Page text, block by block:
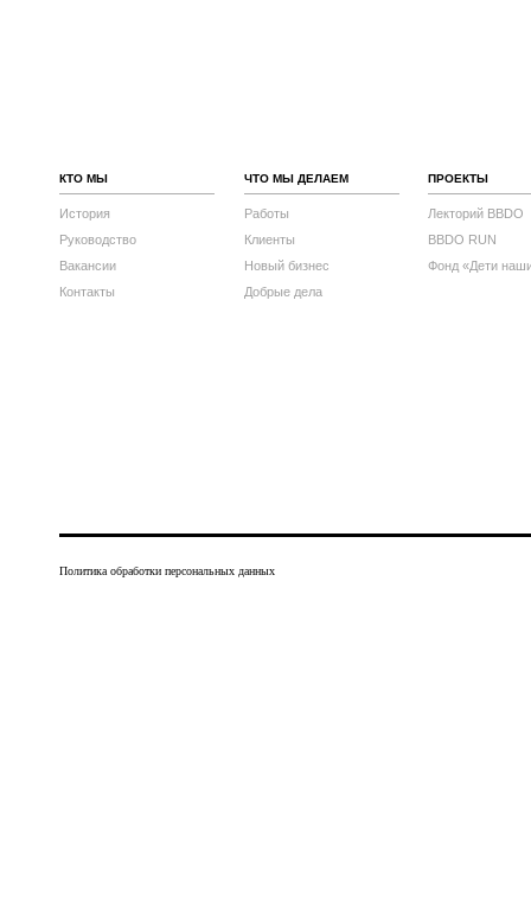
КТО МЫ
История
Руководство
Вакансии
Контакты
ЧТО МЫ ДЕЛАЕМ
Работы
Клиенты
Новый бизнес
Добрые дела
ПРОЕКТЫ
Лекторий BBDO
BBDO RUN
Фонд «Дети
Политика обработки персональных данных